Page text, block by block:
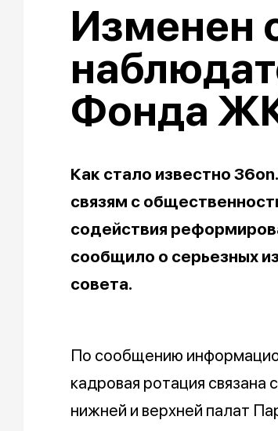
Изменен
Фонда
Как стало известно
связям с
содействия
сообщило о серьезных
совета.
По сообщению
кадровая ротация
нижней и верхней палат